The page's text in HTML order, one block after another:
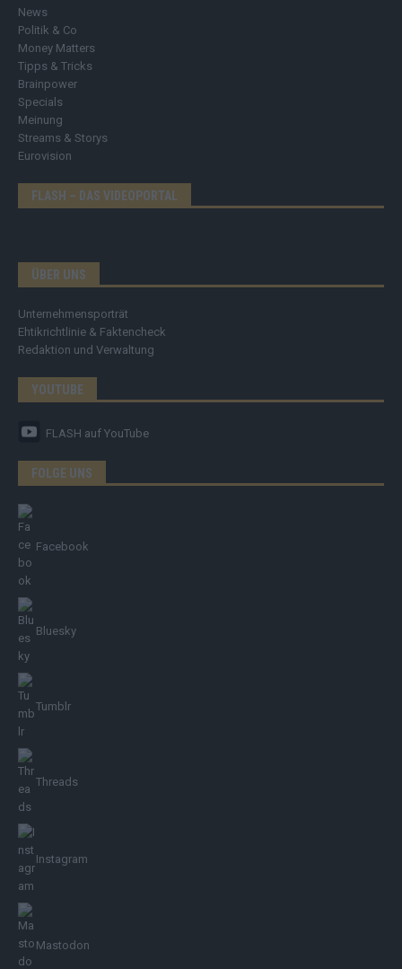
News
Politik & Co
Money Matters
Tipps & Tricks
Brainpower
Specials
Meinung
Streams & Storys
Eurovision
FLASH – DAS VIDEOPORTAL
ÜBER UNS
Unternehmensporträt
Ehtikrichtlinie & Faktencheck
Redaktion und Verwaltung
YOUTUBE
FLASH auf YouTube
FOLGE UNS
Facebook
Bluesky
Tumblr
Threads
Instagram
Mastodon